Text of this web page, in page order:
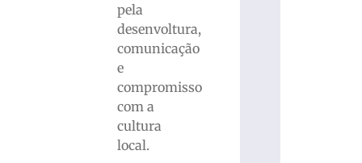
pela
desenvoltura,
comunicação
e
compromisso
com a
cultura
local.